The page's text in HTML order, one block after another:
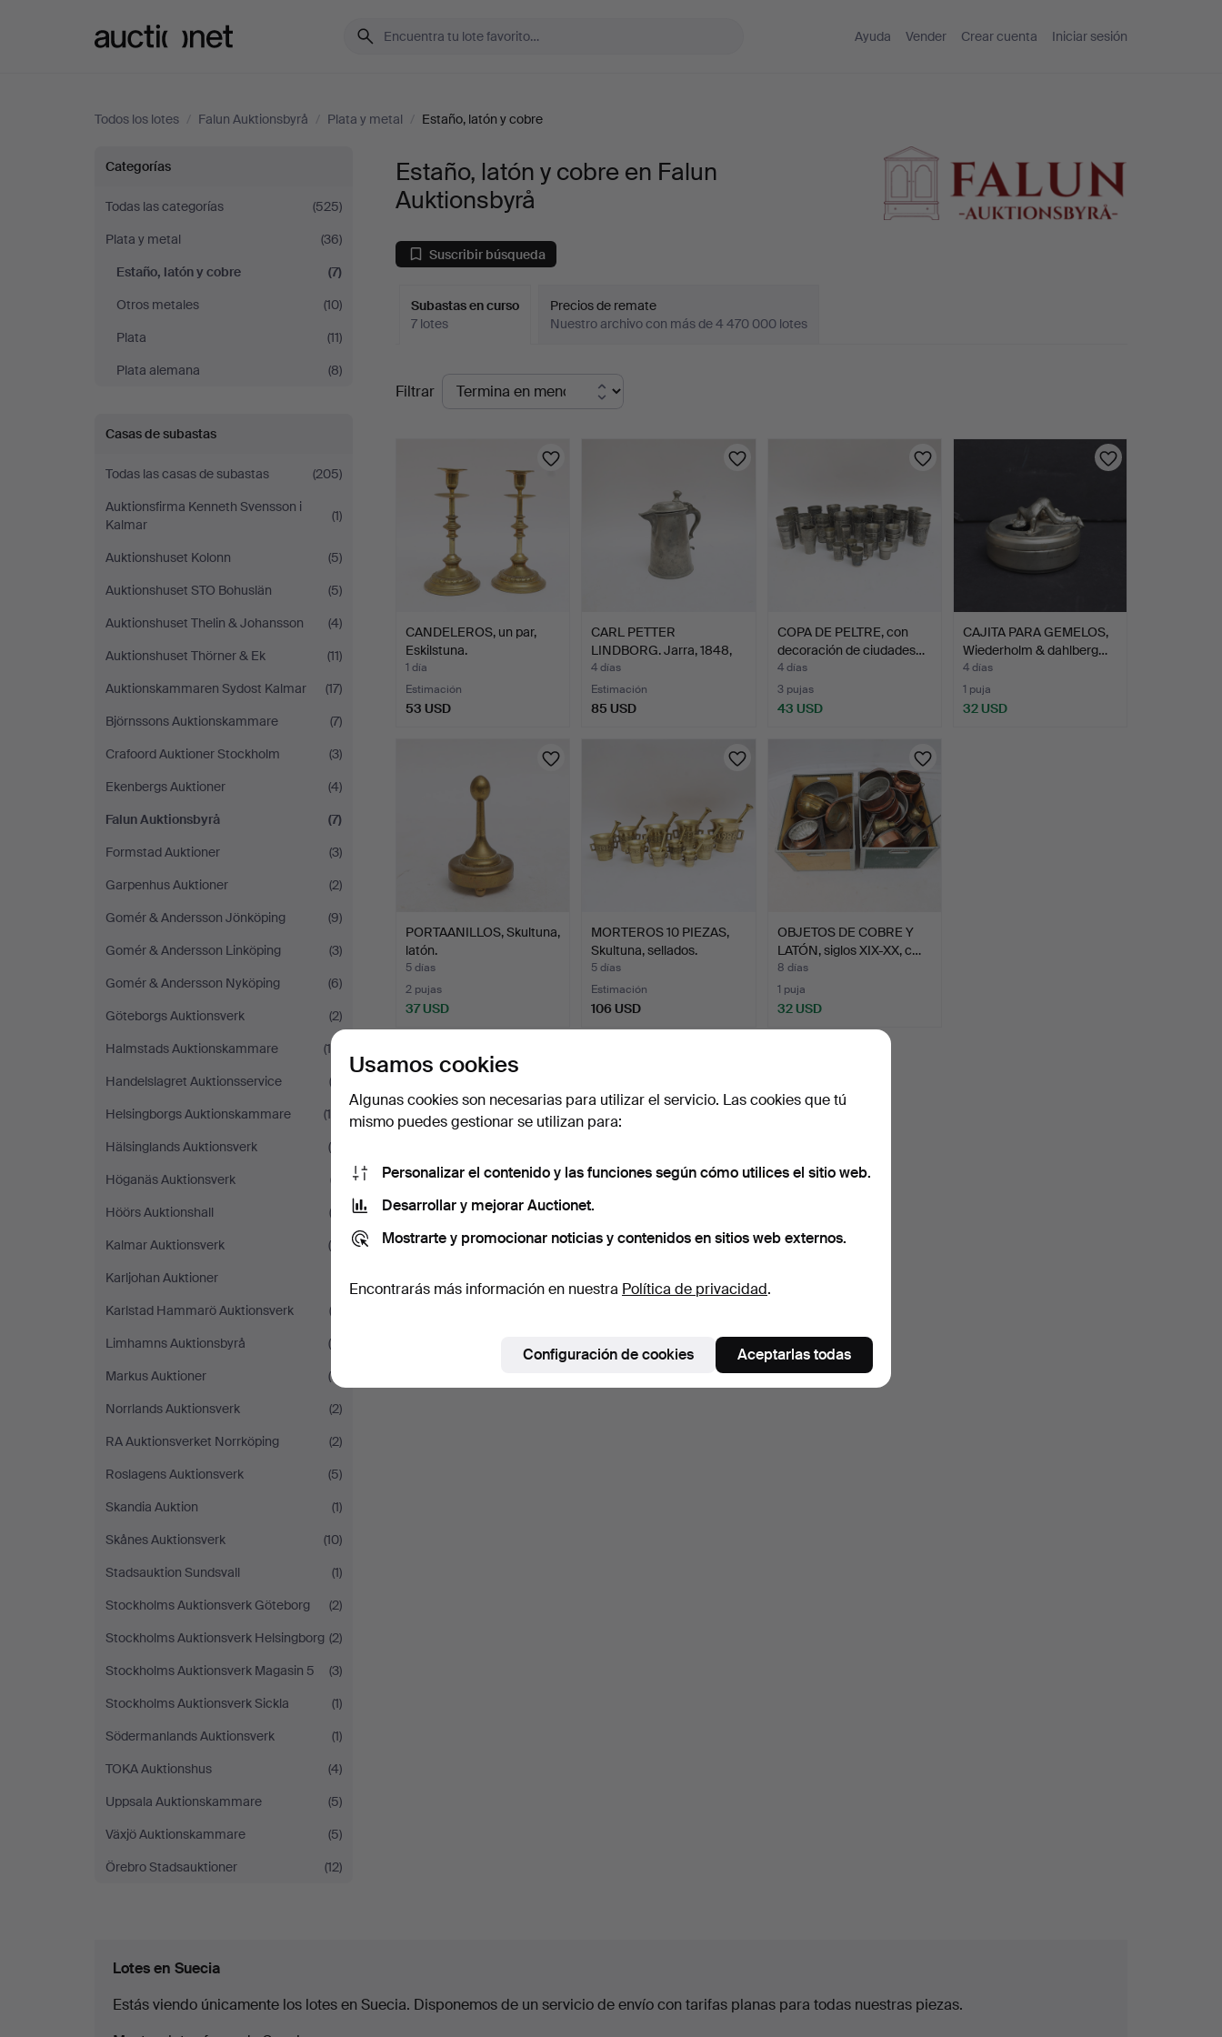
Ayuda Vender Crear cuenta Iniciar sesión
Todos los lotes / Falun Auktionsbyrå / Plata y metal / Estaño, latón y cobre
Estaño,
latón
y
cobre
en
Falun
Auktionsbyrå
Categorías
Todas las categorías
(525)
Plata y metal
(36)
Estaño, latón y cobre
(7)
Otros metales
(10)
Plata
(11)
Plata alemana
(8)
Casas de subastas
Todas las casas de subastas
(205)
Auktionsfirma Kenneth Svensson i
Kalmar
(1)
Auktionshuset Kolonn
(5)
Auktionshuset STO Bohuslän
(5)
Auktionshuset Thelin & Johansson
(4)
Auktionshuset Thörner & Ek
(11)
Auktionskammaren Sydost Kalmar
(17)
Björnssons Auktionskammare
(7)
Crafoord Auktioner Stockholm
(3)
Ekenbergs Auktioner
(4)
Falun Auktionsbyrå
(7)
Formstad Auktioner
(3)
Garpenhus Auktioner
(2)
Gomér & Andersson Jönköping
(9)
Gomér & Andersson Linköping
(3)
Gomér & Andersson Nyköping
(6)
Göteborgs Auktionsverk
(2)
Halmstads Auktionskammare
(10)
Handelslagret Auktionsservice
(3)
Helsingborgs Auktionskammare
(10)
Hälsinglands Auktionsverk
(4)
Höganäs Auktionsverk
(7)
Höörs Auktionshall
(2)
Kalmar Auktionsverk
(9)
Karljohan Auktioner
Karlstad Hammarö Auktionsverk
(2)
Limhamns Auktionsbyrå
(6)
Markus Auktioner
(6)
Norrlands Auktionsverk
(2)
RA Auktionsverket Norrköping
(2)
Roslagens Auktionsverk
(5)
Skandia Auktion
(1)
Skånes Auktionsverk
(10)
Stadsauktion Sundsvall
(1)
Stockholms Auktionsverk Göteborg
(2)
Stockholms Auktionsverk Helsingborg (2)
Stockholms Auktionsverk Magasin 5
(3)
Stockholms Auktionsverk Sickla
(1)
Södermanlands Auktionsverk
(1)
TOKA Auktionshus
(4)
Uppsala Auktionskammare
(5)
Växjö Auktionskammare
(5)
Örebro Stadsauktioner
(12)
Estaño, latón y cobre en Falun
Auktionsbyrå
Suscribir búsqueda
Subastas en curso
7 lotes
Precios de remate
Nuestro archivo con más de 4 470 000 lotes
Subastas
en
Filtrar
CANDELEROS, un par,
Eskilstuna.
1 día
Estimación
53 USD
CARL PETTER
LINDBORG. Jarra, 1848,
peltre,…
4 días
Estimación
85 USD
COPA DE PELTRE, con
decoración de ciudades…
4 días
3 pujas
43 USD
CAJITA PARA GEMELOS,
Wiederholm & dahlberg…
4 días
1 puja
32 USD
PORTAANILLOS, Skultuna,
latón.
5 días
2 pujas
37 USD
MORTEROS 10 PIEZAS,
Skultuna, sellados.
5 días
Estimación
106 USD
OBJETOS DE COBRE Y
LATÓN, siglos XIX-XX, c…
8 días
1 puja
32 USD
Suscribir búsqueda
También puedes buscar ennuestro archivo de subastas concluidas.
Lotes en Suecia
Estás viendo únicamente los lotes en Suecia. Disponemos de un servicio de envío con tarifas planas para todas nuestras piezas.
Usamos cookies
Algunas cookies son necesarias para utilizar el servicio. Las cookies que tú
mismo puedes gestionar se utilizan para:
Personalizar el contenido y las funciones según cómo utilices el sitio web.
Desarrollar y mejorar Auctionet.
Mostrarte y promocionar noticias y contenidos en sitios web externos.
Encontrarás más información en nuestra Política de privacidad.
Configuración de cookies Aceptarlas todas